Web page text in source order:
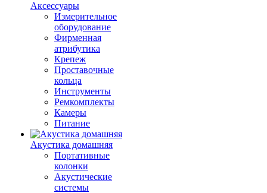
Аксессуары
Измерительное
оборудование
Фирменная
атрибутика
Крепеж
Проставочные
кольца
Инструменты
Ремкомплекты
Камеры
Питание
Акустика домашняя
Портативные
колонки
Акустические
системы